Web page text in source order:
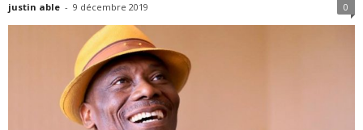
justin able - 9 décembre 2019 0